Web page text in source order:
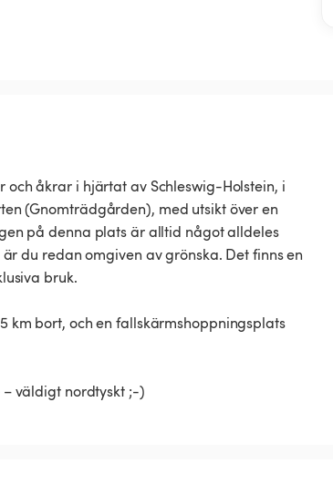
åkrar i hjärtat av Schleswig-Holstein, i
(Gnomträdgården), med utsikt över en
på denna plats är alltid något alldeles
du redan omgiven av grönska. Det finns en
bruk.
km bort, och en fallskärmshoppningsplats
väldigt nordtyskt ;-)